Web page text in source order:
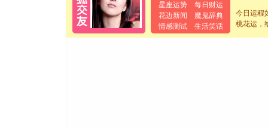
星座运势
每日财运
花边新闻
魔鬼辞典
情感测试
生活笑话
起；二是
离。水晶
[元旦]当
今日运程
桃花运，